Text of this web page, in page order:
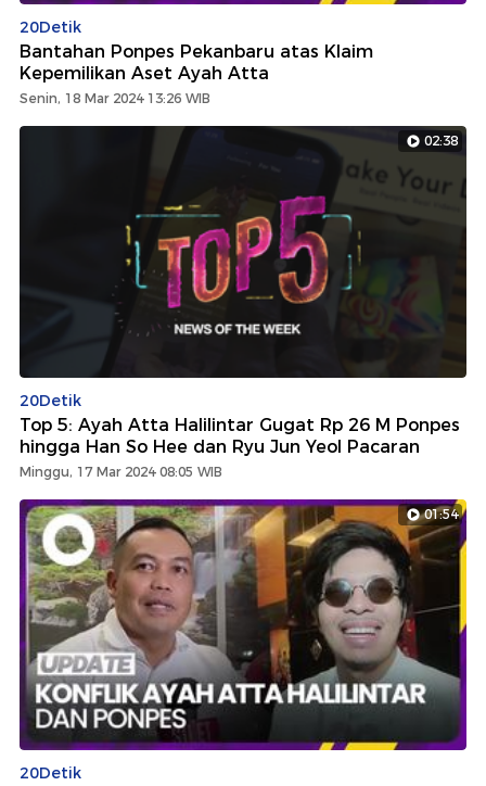
20Detik
Bantahan Ponpes Pekanbaru atas Klaim
Kepemilikan Aset Ayah Atta
Senin, 18 Mar 2024 13:26 WIB
02:38
20Detik
Top 5: Ayah Atta Halilintar Gugat Rp 26 M Ponpes
hingga Han So Hee dan Ryu Jun Yeol Pacaran
Minggu, 17 Mar 2024 08:05 WIB
01:54
20Detik